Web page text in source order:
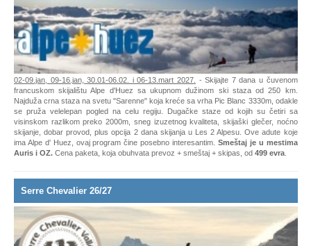
02-09.jan, 09-16.jan,30.01-06.02. i 06-13.mart 2027.- Skijajte 7 dana u čuvenom
francuskom skijalištu Alpe d'Huez sa ukupnom dužinom ski staza od 250 km.
Najduža crna staza na svetu "Sarenne" koja kreće sa vrha Pic Blanc 3330m, odakle
se pruža velelepan pogled na celu regiju. Dugačke staze od kojih su četiri sa
visinskom razlikom preko 2000m, sneg izuzetnog kvaliteta, skijaški glečer, noćno
skijanje, dobar provod, plus opcija 2 dana skijanja u Les 2 Alpesu. Ove adute koje
ima Alpe d' Huez, ovaj program čine posebno interesantim. Smeštaj je u mestima
Auris i OZ. Cena paketa, koja obuhvata prevoz + smeštaj + skipas, od499 evra.
Serre Chevalier 26/27